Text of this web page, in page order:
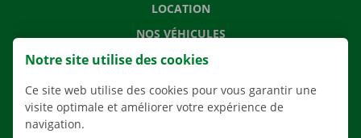
LOCATION
NOS VÉHICULES
NOS SERVICES
AGENCES
APPLI
Notre site utilise des cookies
Ce site web utilise des cookies pour vous garantir une
visite optimale et améliorer votre expérience de
navigation.